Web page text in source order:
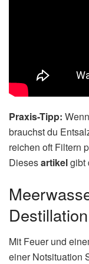
Praxis-Tipp:
brauchst du
reichen oft Filtern
Diesesartikelgibt
Mit Feuer und
einer Notsituation